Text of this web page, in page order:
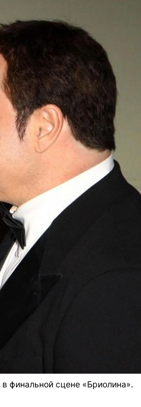
финальной сцене «Бриолина».